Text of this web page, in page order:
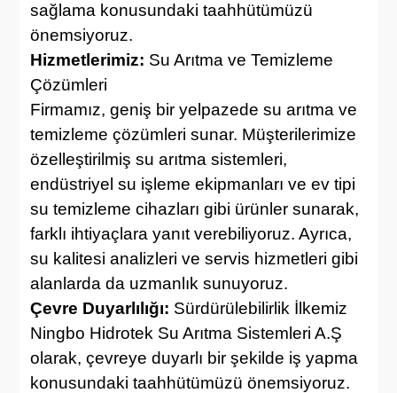
sağlama konusundaki taahhütümüzü
önemsiyoruz.
Hizmetlerimiz: Su Arıtma ve Temizleme
Çözümleri
Firmamız, geniş bir yelpazede su arıtma ve
temizleme çözümleri sunar. Müşterilerimize
özelleştirilmiş su arıtma sistemleri,
endüstriyel su işleme ekipmanları ve ev tipi
su temizleme cihazları gibi ürünler sunarak,
farklı ihtiyaçlara yanıt verebiliyoruz. Ayrıca,
su kalitesi analizleri ve servis hizmetleri gibi
alanlarda da uzmanlık sunuyoruz.
Çevre Duyarlılığı: Sürdürülebilirlik İlkemiz
Ningbo Hidrotek Su Arıtma Sistemleri A.Ş
olarak, çevreye duyarlı bir şekilde iş yapma
konusundaki taahhütümüzü önemsiyoruz.